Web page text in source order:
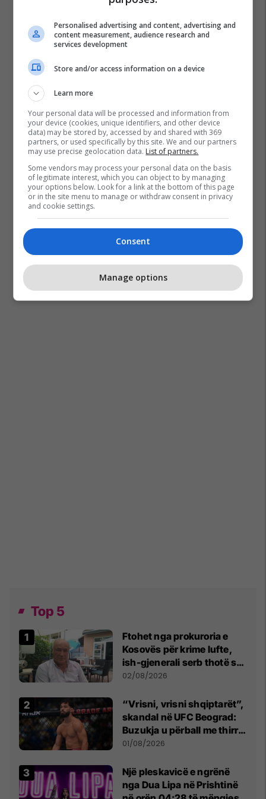
A po don me rrnu n’deti?
banesë
Mësoni kujdesin shëndetësor
përmes përvojës praktike me
EduCare
Edu Care
Top 5
Ftohet nga prokuroria e
Kosovës për krime lufte,
ish-gjenerali serb thotë se
dikush e tradhtoi në
02/08/2026
“Vrisni, vrisni shqiptarët”,
skandal në UFC Beograd:
Buzukja u përball me thirrje
anti-shqiptare nga
01/08/2026
Një pleskavicë e ngrënë
nga Dua Lipa në Prishtinë
Personalised advertising and content, advertising and
content measurement, audience research and
services development
Store and/or access information on a device
Learn more
Your personal data will be processed and information from
your device (cookies, unique identifiers, and other device
data) may be stored by, accessed by and shared with 369
partners, or used specifically by this site. We and our partners
may use precise geolocation data. List of partners.
Some vendors may process your personal data on the basis
of legitimate interest, which you can object to by managing
your options below. Look for a link at the bottom of this page
or in the site menu to manage or withdraw consent in privacy
and cookie settings.
Consent
Manage options